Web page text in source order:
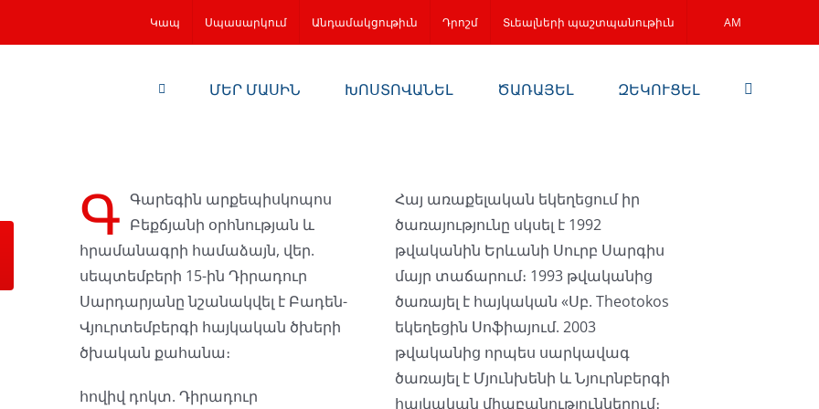
Կապ Սպասարկում Անդամակցութիւն Դրոշմ Տւեալների պաշտպանութիւն AM
ՄԵՐ ՄԱՍԻՆ ԽՈՍՏՈՎԱՆԵԼ ԾԱՌԱՅԵԼ ԶԵԿՈՒՑԵԼ
Գ Գարեգին արքեպիսկոպոս
Բեքճյանի օրհնության և
հրամանագրի համաձայն, վեր.
սեպտեմբերի 15-ին Դիրադուր
Սարդարյանը նշանակվել է Բադեն-
Վյուրտեմբերգի հայկական ծխերի
ծխական քահանա։
հովիվ դոկտ. Դիրադուր
Հայ առաքելական եկեղեցում իր
ծառայությունը սկսել է 1992
թվականին Երևանի Սուրբ Սարգիս
մայր տաճարում։ 1993 թվականից
ծառայել է հայկական «Սբ. Theotokos
եկեղեցին Սոֆիայում. 2003
թվականից որպես սարկավագ
ծառայել է Մյունխենի և Նյուրնբերգի
հայկական միաբանություններում։